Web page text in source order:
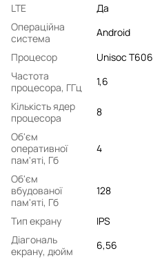
LTE
Да
Операційна
система
Android
Процесор
Unisoc T606
Частота
процесора, ГГц
1,6
Кількість ядер
процесора
8
Об'єм
оперативної
пам'яті, Гб
4
Об'єм
вбудованої
пам'яті, Гб
128
Тип екрану
IPS
Діагональ
екрану, дюйм
6,56